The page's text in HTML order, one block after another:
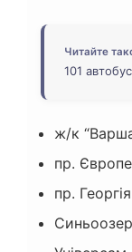
Читайте
101
ж/к
пр.
пр.